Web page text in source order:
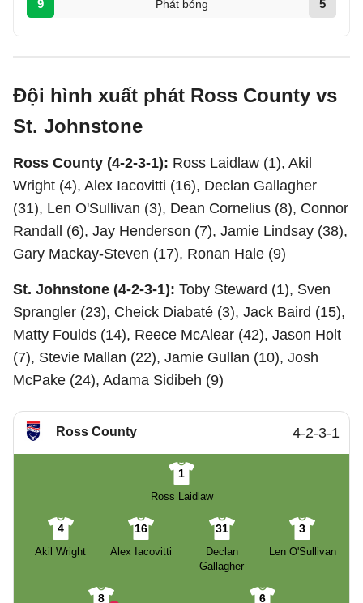
9 Phát bóng 5
Đội hình xuất phát Ross County vs
St. Johnstone
Ross County (4-2-3-1): Ross Laidlaw (1), Akil
Wright (4), Alex Iacovitti (16), Declan Gallagher
(31), Len O'Sullivan (3), Dean Cornelius (8), Connor
Randall (6), Jay Henderson (7), Jamie Lindsay (38),
Gary Mackay-Steven (17), Ronan Hale (9)
St. Johnstone (4-2-3-1): Toby Steward (1), Sven
Sprangler (23), Cheick Diabaté (3), Jack Baird (15),
Matty Foulds (14), Reece McAlear (42), Jason Holt
(7), Stevie Mallan (22), Jamie Gullan (10), Josh
McPake (24), Adama Sidibeh (9)
Ross County 4-2-3-1
1
Ross Laidlaw
4
Akil Wright
16
Alex Iacovitti
31
Declan
Gallagher
3
Len O'Sullivan
8 6